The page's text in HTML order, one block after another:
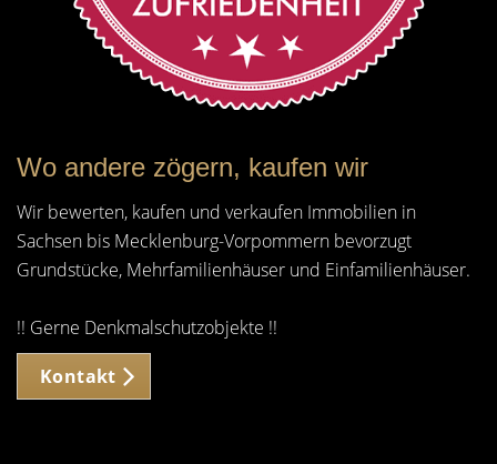
Wo andere zögern, kaufen wir
Wir bewerten, kaufen und verkaufen Immobilien in
Sachsen bis Mecklenburg-Vorpommern bevorzugt
Grundstücke, Mehrfamilienhäuser und Einfamilienhäuser.
!! Gerne Denkmalschutzobjekte !!
Kontakt